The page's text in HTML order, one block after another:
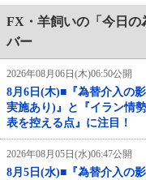
FX・羊飼いの「今日の
バー
2026年08月06日(木)06:50公開
8月6日(木)■『為替介入の
実施あり)』と『イラン情
表を控える点』に注目！
2026年08月05日(水)06:47公開
8月5日(水)■『為替介入の